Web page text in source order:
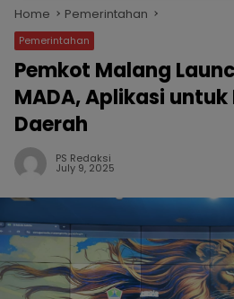
Home Pemerintahan
Pemerintahan
Pemkot Malang
MADA, Aplikasi
Daerah
PS Redaksi
July 9, 2025